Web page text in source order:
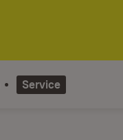
Service